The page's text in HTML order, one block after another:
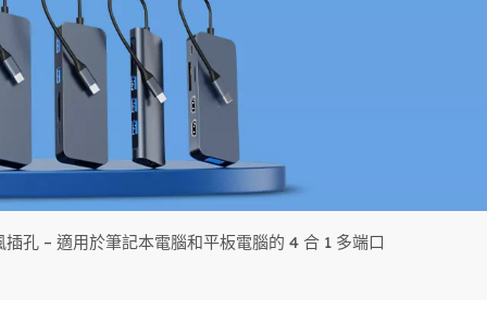
孔 – 適用於筆記本電腦和平板電腦的 4 合 1 多端口